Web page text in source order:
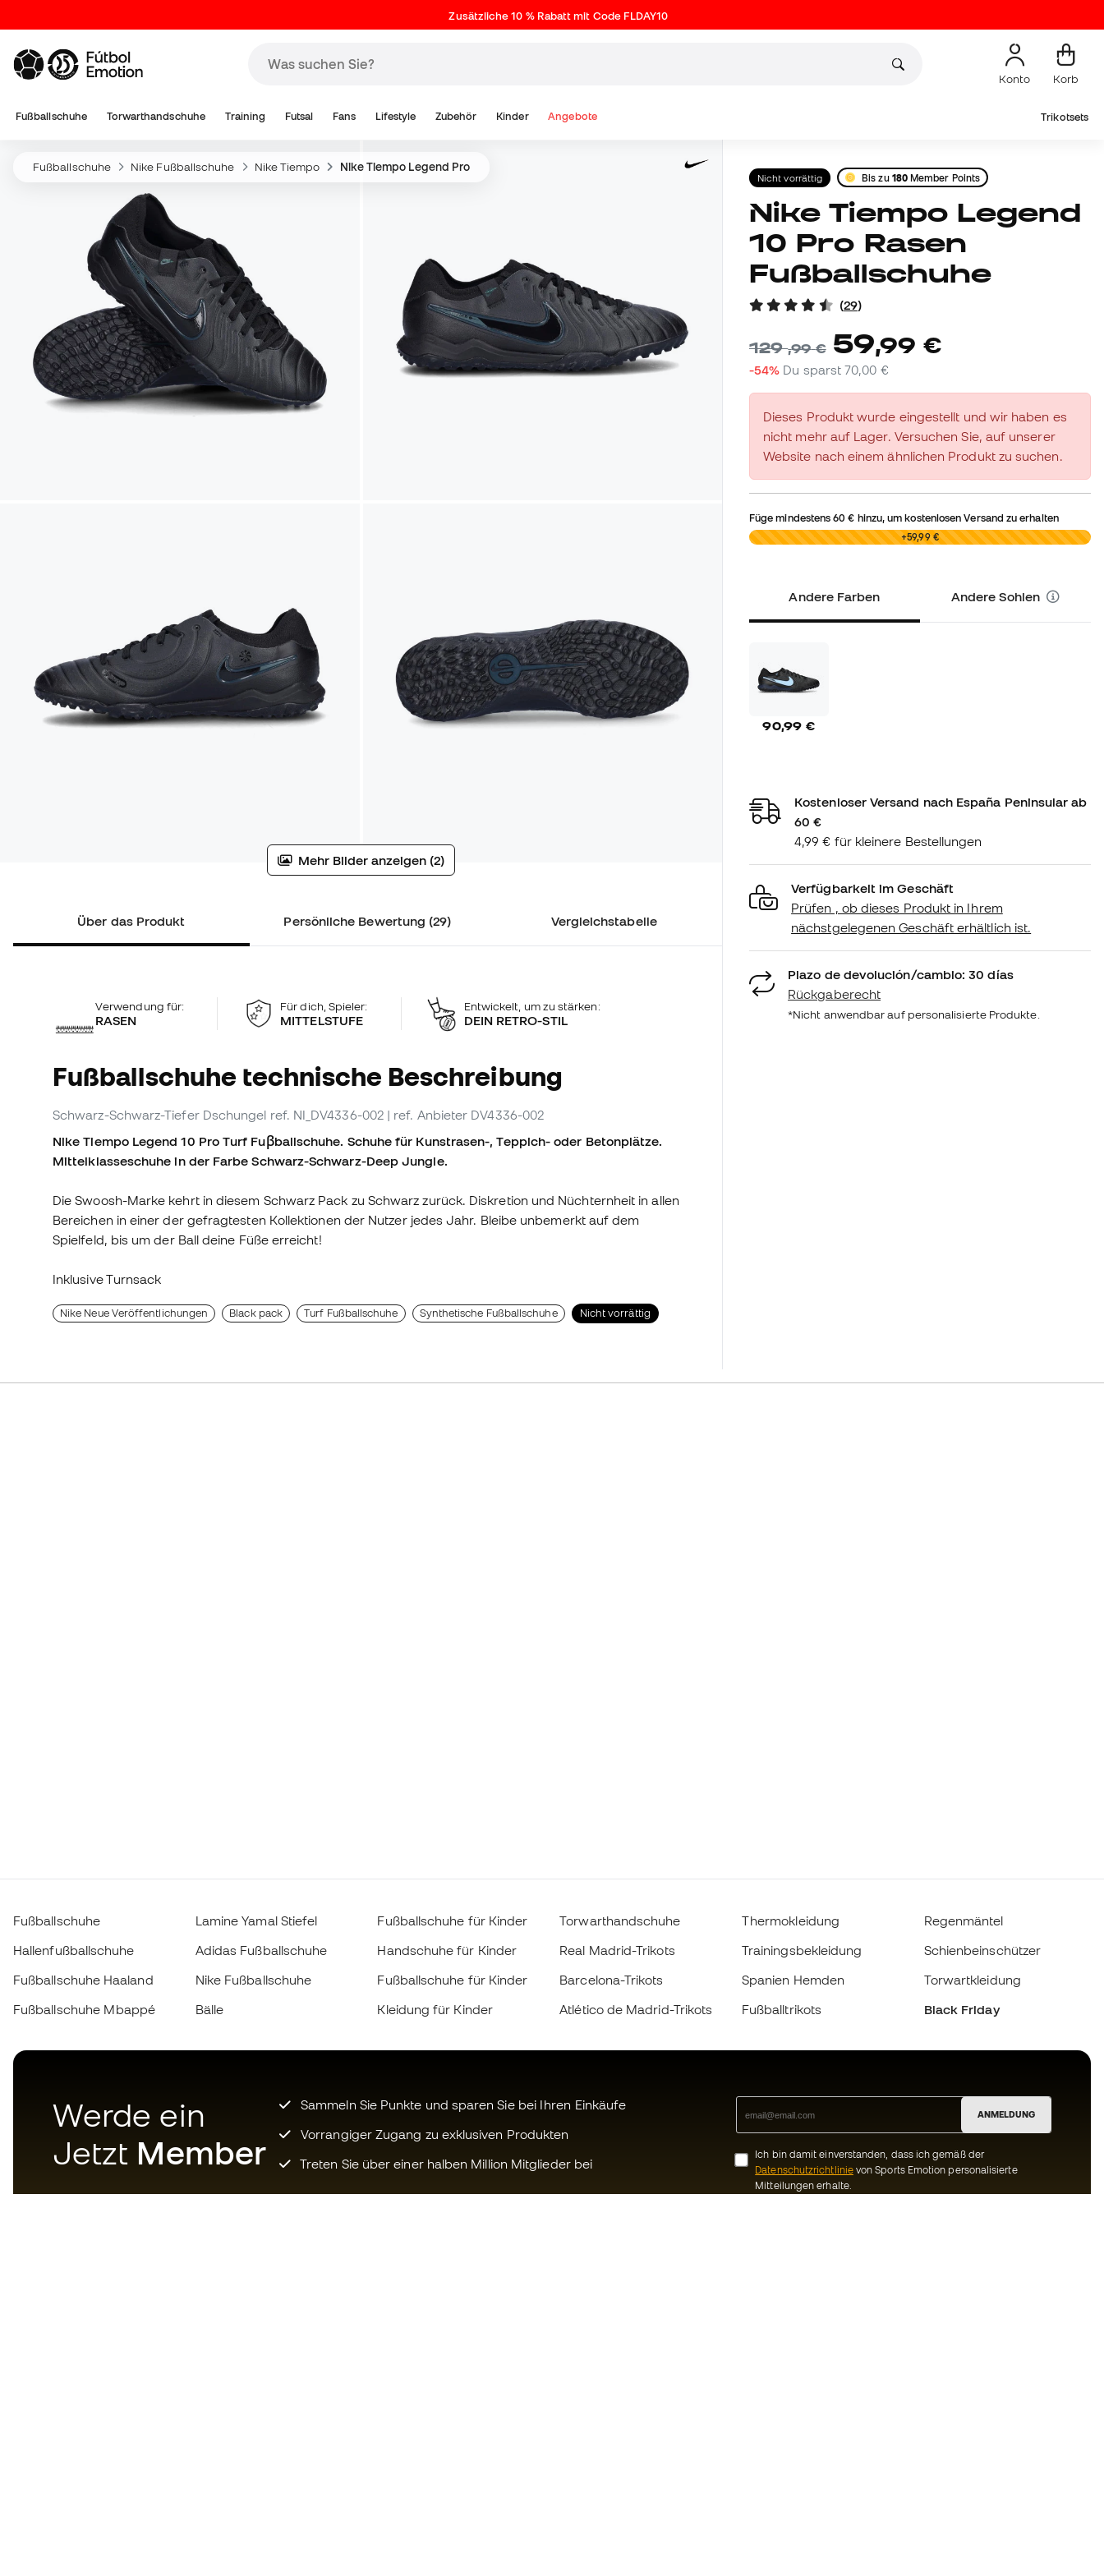
Zusätzliche 10 % Rabatt mit Code FLDAY10
Konto Korb
Fußballschuhe Torwarthandschuhe Training Futsal Fans Lifestyle Zubehör Kinder Angebote Trikotsets
Fußballschuhe Nike Fußballschuhe Nike Tiempo Nike Tiempo Legend Pro
Mehr Bilder anzeigen (2)
Über das Produkt Persönliche Bewertung (29) Vergleichstabelle
Verwendung für:
RASEN
Für dich, Spieler:
MITTELSTUFE
Entwickelt, um zu stärken:
DEIN RETRO-STIL
Fußballschuhe technische Beschreibung
Schwarz-Schwarz-Tiefer Dschungel ref. NI_DV4336-002 | ref. Anbieter DV4336-002
Nike Tiempo Legend 10 Pro Turf Fuβballschuhe. Schuhe für Kunstrasen-, Teppich- oder Betonplätze.
Mittelklasseschuhe in der Farbe Schwarz-Schwarz-Deep Jungle.
Die Swoosh-Marke kehrt in diesem Schwarz Pack zu Schwarz zurück. Diskretion und Nüchternheit in allen
Bereichen in einer der gefragtesten Kollektionen der Nutzer jedes Jahr. Bleibe unbemerkt auf dem
Spielfeld, bis um der Ball deine Füße erreicht!
Inklusive Turnsack
Nike Neue Veröffentlichungen Black pack Turf Fußballschuhe Synthetische Fußballschuhe Nicht vorrättig
Nicht vorrättig Bis zu 180Member Points
Nike Tiempo Legend
10 Pro Rasen
Fußballschuhe
(29)
129,99 € 59,99 €
-54% Du sparst70,00 €
Dieses Produkt wurde eingestellt und wir haben es
nicht mehr auf Lager. Versuchen Sie, auf unserer
Website nach einem ähnlichen Produkt zu suchen.
Füge mindestens60 € hinzu, um kostenlosen Versand zu erhalten
0,00 € +59,99 €
Andere Farben Andere Sohlen
90,99 €
Kostenloser Versand nach España Peninsular ab
60 €
4,99 € für kleinere Bestellungen
Verfügbarkeit im Geschäft
Prüfen , ob dieses Produkt in Ihrem
nächstgelegenen Geschäft erhältlich ist.
Plazo de devolución/cambio: 30 días
Rückgaberecht
*Nicht anwendbar auf personalisierte Produkte.
Fußballschuhe
Hallenfußballschuhe
Fußballschuhe Haaland
Fußballschuhe Mbappé
Lamine Yamal Stiefel
Adidas Fußballschuhe
Nike Fußballschuhe
Bälle
Fußballschuhe für Kinder
Handschuhe für Kinder
Fußballschuhe für Kinder
Kleidung für Kinder
Torwarthandschuhe
Real Madrid-Trikots
Barcelona-Trikots
Atlético de Madrid-Trikots
Thermokleidung
Trainingsbekleidung
Spanien Hemden
Fußballtrikots
Regenmäntel
Schienbeinschützer
Torwartkleidung
Black Friday
Werde ein
Jetzt Member
Sammeln Sie Punkte und sparen Sie bei Ihren Einkäufe
Vorrangiger Zugang zu exklusiven Produkten
Treten Sie über einer halben Million Mitglieder bei
ANMELDUNG
Ich bin damit einverstanden, dass ich gemäß der
Datenschutzrichtlinievon Sports Emotion personalisierte
Mitteilungen erhalte.